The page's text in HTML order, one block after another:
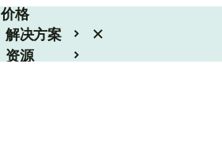
价格
解决方案
资源